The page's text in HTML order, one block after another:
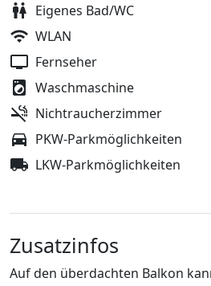
Eigenes Bad/WC
WLAN
Fernseher
Waschmaschine
Nichtraucherzimmer
PKW-Parkmöglichkeiten
LKW-Parkmöglichkeiten
Zusatzinfos
Auf den überdachten Balkon